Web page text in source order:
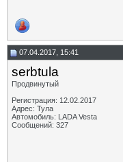
07.04.2017, 15:41
serbtula
Продвинутый
Регистрация: 12.02.2017
Адрес: Тула
Автомобиль: LADA Vesta
Сообщений: 327